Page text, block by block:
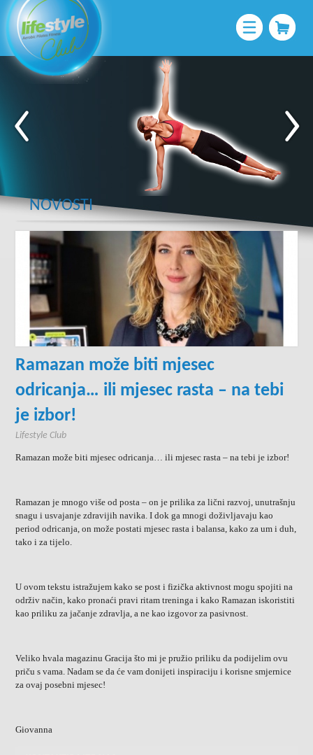
NOVOSTI
Ramazan može biti mjesec
odricanja… ili mjesec rasta – na tebi
je izbor!
Lifestyle Club
Ramazan može biti mjesec odricanja… ili mjesec rasta – na tebi je izbor!
Ramazan je mnogo više od posta – on je prilika za lični razvoj, unutrašnju
snagu i usvajanje zdravijih navika. I dok ga mnogi doživljavaju kao
period odricanja, on može postati mjesec rasta i balansa, kako za um i duh,
tako i za tijelo.
U ovom tekstu istražujem kako se post i fizička aktivnost mogu spojiti na
održiv način, kako pronaći pravi ritam treninga i kako Ramazan iskoristiti
kao priliku za jačanje zdravlja, a ne kao izgovor za pasivnost.
Veliko hvala magazinu Gracija što mi je pružio priliku da podijelim ovu
priču s vama. Nadam se da će vam donijeti inspiraciju i korisne smjernice
za ovaj posebni mjesec!
Giovanna